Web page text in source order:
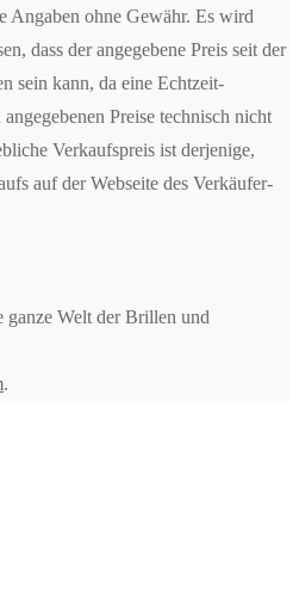
Angaben ohne Gewähr. Es wird
dass der angegebene Preis seit der
sein kann, da eine Echtzeit-
Preise technisch nicht
Verkaufspreis ist derjenige,
auf der Webseite des Verkäufer-
Welt der Brillen und
.